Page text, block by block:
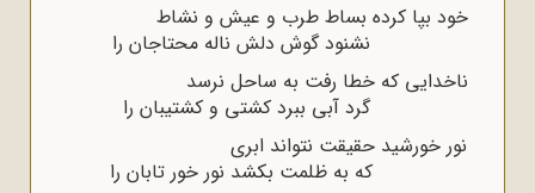
خود بپا کرده بساط طرب و عیش و نشاط
نشنود گوش دلش ناله محتاجان را
ناخدایى که خطا رفت به ساحل نرسد
گرد آبى ببرد کشتى و کشتیبان را
نور خورشید حقیقت نتواند ابرى
که به ظلمت بکشد نور خور تابان را